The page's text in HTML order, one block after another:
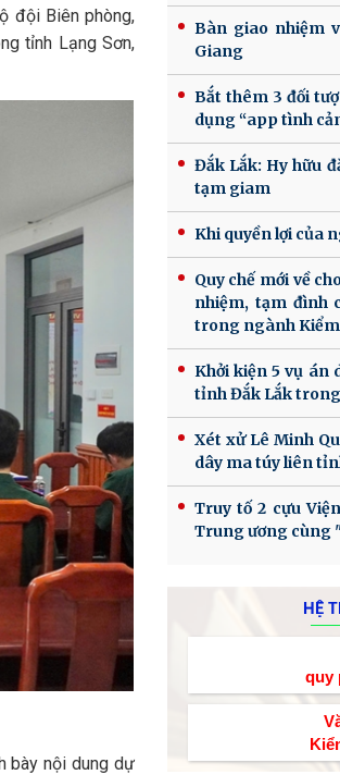
đội Biên phòng,
tỉnh Lạng Sơn,
bày nội dung dự
Bàn giao nhiệm
Giang
Bắt thêm 3 đối
dụng “app tình
Đắk Lắk: Hy hữu
tạm giam
Khi quyền lợi của
Quy chế mới về
nhiệm, tạm đình
trong ngành
Khởi kiện 5 vụ án
tỉnh Đắk Lắk
Xét xử Lê Minh
dây ma túy liên
Truy tố 2 cựu
Trung ương cùng
HỆ
quy